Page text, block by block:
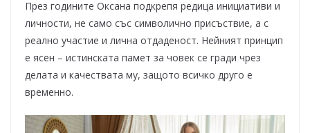
През годините Оксана подкрепя редица инициативи и
личности, не само със символично присъствие, а с
реално участие и лична отдаденост. Нейният принцип
е ясен – истинската памет за човек се гради чрез
делата и качествата му, защото всичко друго е
временно.